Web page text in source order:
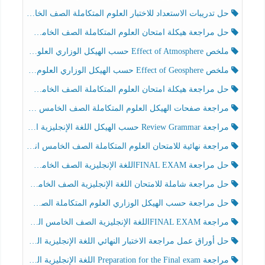
حل تدريبات الاستعداد للاختبار العلوم المتكاملة الصف الخامس عام الفصل الثالث
حل مراجعة هيكلة امتحان العلوم المتكاملة الصف الخامس انسبير الفصل الثالث
ملخص Effect of Atmosphere حسب الهيكل الوزاري العلوم المتكاملة الصف الخامس انسبير الفصل الثالث
ملخص Effect of Geosphere حسب الهيكل الوزاري العلوم المتكاملة الصف الخامس انسبير الفصل الثالث
حل مراجعة هيكلة امتحان العلوم المتكاملة الصف الخامس عام الفصل الثالث
مراجعة صفحات الهيكل العلوم المتكاملة الصف الخامس انسبير الفصل الثالث
مراجعة Review Grammar حسب الهيكل اللغة الإنجليزية الصف الخامس الفصل الثالث
مراجعة نهائية للامتحان العلوم المتكاملة الصف الخامس انسبير الفصل الثالث
حل مراجعة FINAL EXAMاللغة الإنجليزية الصف الخامس الفصل الثالث
حل مراجعة شاملة للامتحان اللغة الإنجليزية الصف الخامس الفصل الثالث
حل مراجعة حسب الهيكل الوزاري العلوم المتكاملة الصف الخامس عام الفصل الثالث
مراجعة FINAL EXAMاللغة الإنجليزية الصف الخامس الفصل الثالث
حل أوراق عمل مراجعة الاختبار النهائي اللغة الإنجليزية الصف الرابع الفصل الثالث
مراجعة Preparation for the Final exam اللغة الإنجليزية الصف الرابع الفصل الثالث